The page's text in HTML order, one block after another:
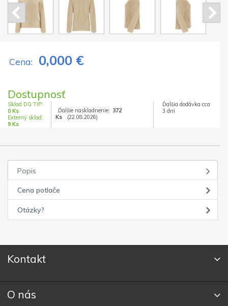
Cena: 0,000 €
Dostupnosť
Sklad DG TIP:
0 Ks
Externý sklad:
9 Ks
Ďalšie naskladnenie: 372
Ks
(22.08.2026)
Ďalšia dodávka cca
3 dni
Popis
Cena potlače
Otázky?
Kontakt
O nás